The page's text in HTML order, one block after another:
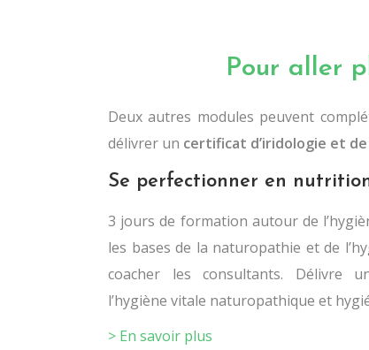
Pour aller
Deux autres modules peuvent
délivrer un certificat d’iridologie et
Se perfectionner en
3 jours de formation autour de
les bases de la naturopathie et de
coacher les consultants. Délivre
l’hygiène vitale naturopathique et
> En savoir plus